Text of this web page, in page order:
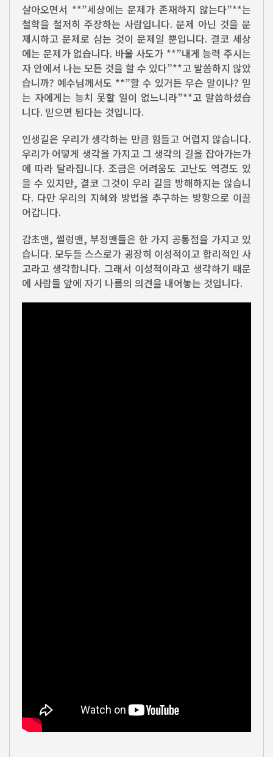
살아오면서 **”세상에는 문제가 존재하지 않는다”**는
철학을 철저히 주장하는 사람입니다. 문제 아닌 것을 문
제시하고 문제로 삼는 것이 문제일 뿐입니다. 결코 세상
에는 문제가 없습니다. 바울 사도가 **”내게 능력 주시는
자 안에서 나는 모든 것을 할 수 있다”**고 말씀하지 않았
습니까? 예수님께서도 **”할 수 있거든 무슨 말이냐? 믿
는 자에게는 능치 못할 일이 없느니라”**고 말씀하셨습
니다. 믿으면 된다는 것입니다.
인생길은 우리가 생각하는 만큼 힘들고 어렵지 않습니다.
우리가 어떻게 생각을 가지고 그 생각의 길을 잡아가는가
에 따라 달라집니다. 조금은 어려움도 고난도 역경도 있
을 수 있지만, 결코 그것이 우리 길을 방해하지는 않습니
다. 다만 우리의 지혜와 방법을 추구하는 방향으로 이끌
어갑니다.
감초맨, 썰렁맨, 부정맨들은 한 가지 공통점을 가지고 있
습니다. 모두들 스스로가 굉장히 이성적이고 합리적인 사
고라고 생각합니다. 그래서 이성적이라고 생각하기 때문
에 사람들 앞에 자기 나름의 의견을 내어놓는 것입니다.